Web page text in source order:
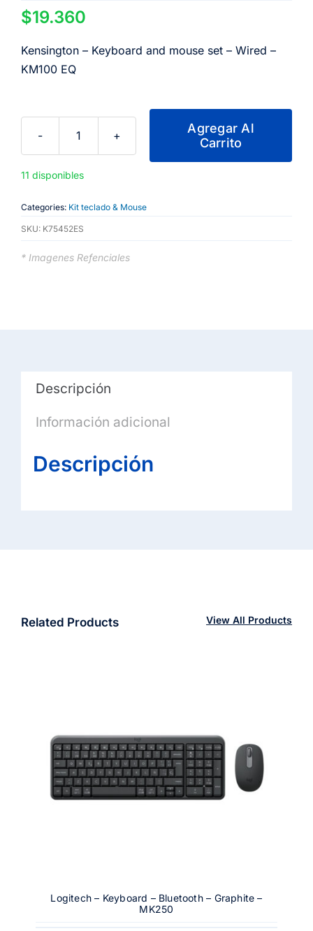
$19.360
Kensington – Keyboard and mouse set – Wired –
KM100 EQ
Kensington
Keyboard
-
Agregar Al
Carrito
11 disponibles
Categories: Kit teclado & Mouse
SKU: K75452ES
* Imagenes Refenciales
Descripción
Información adicional
Descripción
Related Products View All Products
Logitech – Keyboard – Bluetooth – Graphite –
MK250